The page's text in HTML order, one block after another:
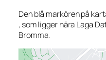
Den blå markören på
, som ligger nära Laga
Bromma.